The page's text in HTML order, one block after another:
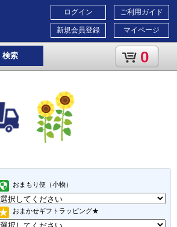
ご利用ガイド
マイページ
ログイン
新規会員登録
検索 0
おまもり便（小物）
おまかせギフトラッピング★